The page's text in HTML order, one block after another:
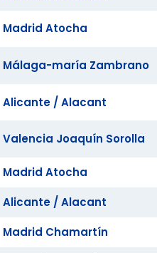
Madrid Atocha
Málaga-maría Zambrano
Alicante / Alacant
Valencia Joaquín Sorolla
Madrid Atocha
Alicante / Alacant
Madrid Chamartín